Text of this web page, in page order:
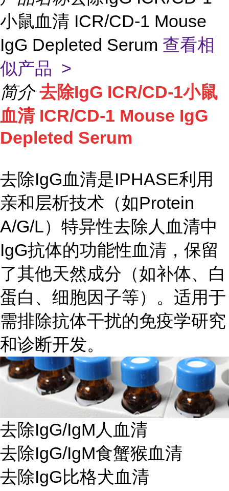
小鼠血清 ICR/CD-1 Mouse
IgG Depleted Serum 查看相
似产品 >
简介 去除IgG ICR/CD-1小鼠
血清 ICR/CD-1 Mouse IgG
Depleted Serum
去除IgG血清是IPHASE利用
亲和层析技术（如Protein
A/G/L）特异性去除人血清中
IgG抗体的功能性血清，保留
了其他天然成分（如补体、白
蛋白、细胞因子等）。适用于
需排除抗体干扰的免疫学研究
和诊断开发。
去除IgG/IgM人血清
去除IgG/IgM食蟹猴血清
去除IgG比格犬血清